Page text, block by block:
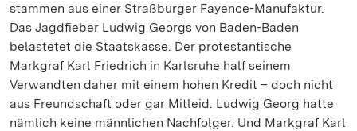
stammen aus einer Straßburger Fayence-Manufaktur.
Das Jagdfieber Ludwig Georgs von Baden-Baden
belastetet die Staatskasse. Der protestantische
Markgraf Karl Friedrich in Karlsruhe half seinem
Verwandten daher mit einem hohen Kredit – doch nicht
aus Freundschaft oder gar Mitleid. Ludwig Georg hatte
nämlich keine männlichen Nachfolger. Und Markgraf Karl